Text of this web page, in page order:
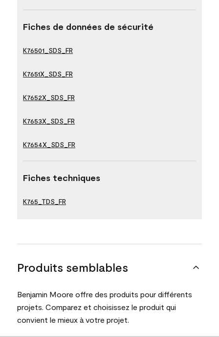
Fiches de données de sécurité
K76501_SDS_FR
K7651X_SDS_FR
K7652X_SDS_FR
K7653X_SDS_FR
K7654X_SDS_FR
Fiches techniques
K765_TDS_FR
Produits semblables
Benjamin Moore offre des produits pour différents
projets. Comparez et choisissez le produit qui
convient le mieux à votre projet.